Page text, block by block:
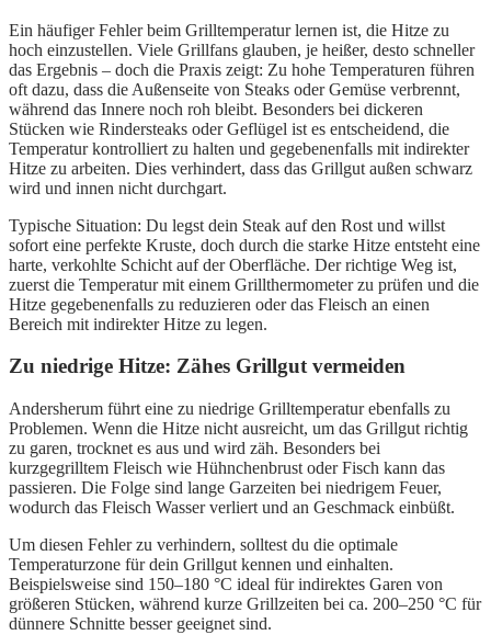
Ein häufiger Fehler beim Grilltemperatur lernen ist, die Hitze zu
hoch einzustellen. Viele Grillfans glauben, je heißer, desto schneller
das Ergebnis – doch die Praxis zeigt: Zu hohe Temperaturen führen
oft dazu, dass die Außenseite von Steaks oder Gemüse verbrennt,
während das Innere noch roh bleibt. Besonders bei dickeren
Stücken wie Rindersteaks oder Geflügel ist es entscheidend, die
Temperatur kontrolliert zu halten und gegebenenfalls mit indirekter
Hitze zu arbeiten. Dies verhindert, dass das Grillgut außen schwarz
wird und innen nicht durchgart.
Typische Situation: Du legst dein Steak auf den Rost und willst
sofort eine perfekte Kruste, doch durch die starke Hitze entsteht eine
harte, verkohlte Schicht auf der Oberfläche. Der richtige Weg ist,
zuerst die Temperatur mit einem Grillthermometer zu prüfen und die
Hitze gegebenenfalls zu reduzieren oder das Fleisch an einen
Bereich mit indirekter Hitze zu legen.
Zu niedrige Hitze: Zähes Grillgut vermeiden
Andersherum führt eine zu niedrige Grilltemperatur ebenfalls zu
Problemen. Wenn die Hitze nicht ausreicht, um das Grillgut richtig
zu garen, trocknet es aus und wird zäh. Besonders bei
kurzgegrilltem Fleisch wie Hühnchenbrust oder Fisch kann das
passieren. Die Folge sind lange Garzeiten bei niedrigem Feuer,
wodurch das Fleisch Wasser verliert und an Geschmack einbüßt.
Um diesen Fehler zu verhindern, solltest du die optimale
Temperaturzone für dein Grillgut kennen und einhalten.
Beispielsweise sind 150–180 °C ideal für indirektes Garen von
größeren Stücken, während kurze Grillzeiten bei ca. 200–250 °C für
dünnere Schnitte besser geeignet sind.